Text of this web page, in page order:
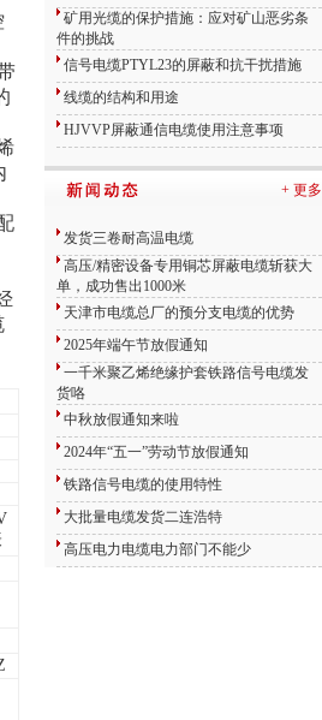
矿用光缆的保护措施：应对矿山恶劣条
件的挑战
信号电缆PTYL23的屏蔽和抗干扰措施
线缆的结构和用途
HJVVP屏蔽通信电缆使用注意事项
+ 更多
发货三卷耐高温电缆
高压/精密设备专用铜芯屏蔽电缆斩获大
单，成功售出1000米
天津市电缆总厂的预分支电缆的优势
2025年端午节放假通知
一千米聚乙烯绝缘护套铁路信号电缆发
货咯
中秋放假通知来啦
2024年“五一”劳动节放假通知
铁路信号电缆的使用特性
大批量电缆发货二连浩特
高压电力电缆电力部门不能少